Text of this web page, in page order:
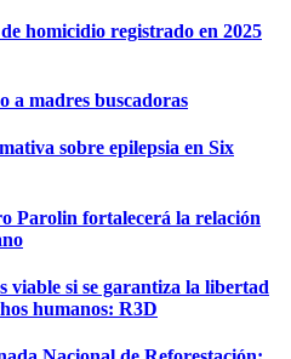
homicidio registrado en 2025
a madres buscadoras
sobre epilepsia en Six
Parolin fortalecerá la relación
viable si se garantiza la libertad
humanos: R3D